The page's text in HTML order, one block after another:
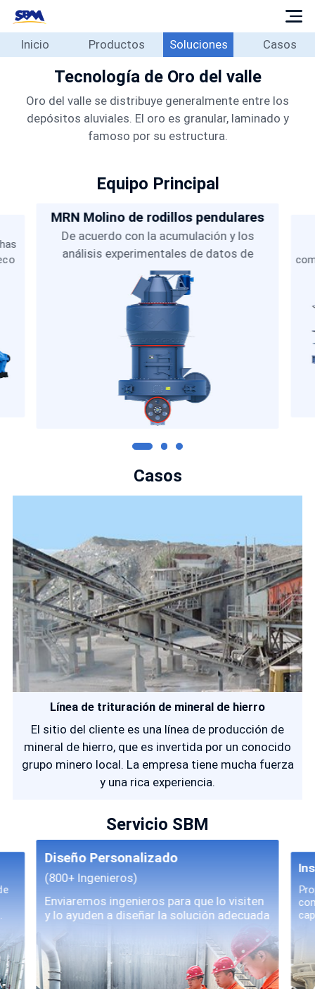
Inicio
Productos
Soluciones
Casos
Inicio Productos Soluciones Casos
Tecnología de Oro del valle
Oro del valle se distribuye generalmente entre los
depósitos aluviales. El oro es granular, laminado y
famoso por su estructura.
Equipo Principal
MRN Molino de rodillos pendulares
De acuerdo con la acumulación y los
análisis experimentales de datos de
pruebas in situ durante más de treinta años,
SBM ha investigado
Casos
El sitio del cliente es una línea de producción de
mineral de hierro, que es invertida por un conocido
grupo minero local. La empresa tiene mucha fuerza
y una rica experiencia.
Línea de trituración de mineral de hierro
Servicio SBM
Diseño Personalizado
(800+ Ingenieros)
Enviaremos ingenieros para que lo visiten
y lo ayuden a diseñar la solución adecuada